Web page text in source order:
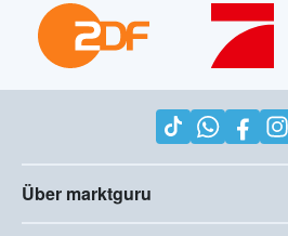
Über marktguru